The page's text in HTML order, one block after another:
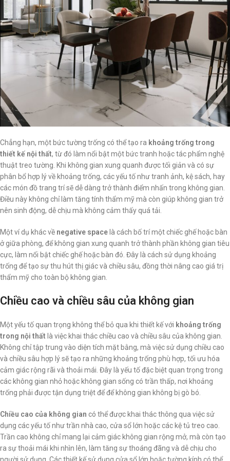
Chẳng hạn, một bức tường trống có thể tạo ra khoảng trống trong
thiết kế nội thất, từ đó làm nổi bật một bức tranh hoặc tác phẩm nghệ
thuật treo tường. Khi không gian xung quanh được tối giản và có sự
phân bổ hợp lý về khoảng trống, các yếu tố như tranh ảnh, kệ sách, hay
các món đồ trang trí sẽ dễ dàng trở thành điểm nhấn trong không gian.
Điều này không chỉ làm tăng tính thẩm mỹ mà còn giúp không gian trở
nên sinh động, dễ chịu mà không cảm thấy quá tải.
Một ví dụ khác về negative space là cách bố trí một chiếc ghế hoặc bàn
ở giữa phòng, để không gian xung quanh trở thành phần không gian tiêu
cực, làm nổi bật chiếc ghế hoặc bàn đó. Đây là cách sử dụng khoảng
trống để tạo sự thu hút thị giác và chiều sâu, đồng thời nâng cao giá trị
thẩm mỹ cho toàn bộ không gian.
Chiều cao và chiều sâu của không gian
Một yếu tố quan trọng không thể bỏ qua khi thiết kế với khoảng trống
trong nội thất là việc khai thác chiều cao và chiều sâu của không gian.
Không chỉ tập trung vào diện tích mặt bằng, mà việc sử dụng chiều cao
và chiều sâu hợp lý sẽ tạo ra những khoảng trống phù hợp, tối ưu hóa
cảm giác rộng rãi và thoải mái. Đây là yếu tố đặc biệt quan trọng trong
các không gian nhỏ hoặc không gian sống có trần thấp, nơi khoảng
trống phải được tận dụng triệt để để không gian không bị gò bó.
Chiều cao của không gian có thể được khai thác thông qua việc sử
dụng các yếu tố như trần nhà cao, cửa sổ lớn hoặc các kệ tủ treo cao.
Trần cao không chỉ mang lại cảm giác không gian rộng mở, mà còn tạo
ra sự thoải mái khi nhìn lên, làm tăng sự thoáng đãng và dễ chịu cho
người sử dụng. Các thiết kế sử dụng cửa sổ lớn hoặc tường kính có thể